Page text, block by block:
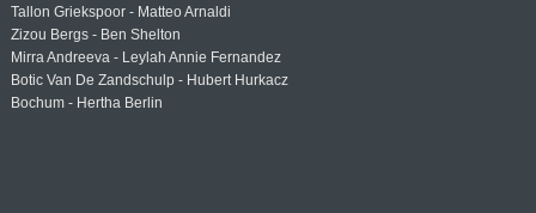
Tallon Griekspoor - Matteo Arnaldi
Zizou Bergs - Ben Shelton
Mirra Andreeva - Leylah Annie Fernandez
Botic Van De Zandschulp - Hubert Hurkacz
Bochum - Hertha Berlin